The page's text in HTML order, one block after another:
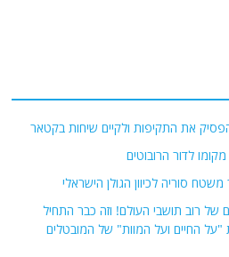
את התקיפות ולקיים שיחות בקטאר
לדור הרובוטים
סוריה לכיוון הגולן הישראלי
של רוב תושבי העולם! וזה כבר התחיל
"על החיים ועל המוות" של המובטלים